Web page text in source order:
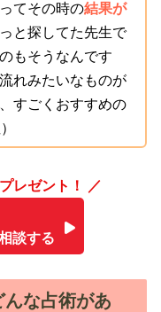
てその時の結果が
と探してた先生で
もそうなんです
れみたいなものが
すごくおすすめの
レゼント！ ／
談する
な占術があ